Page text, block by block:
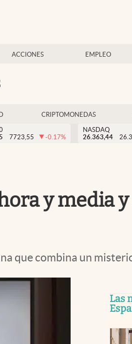
ACCIONES EMPLEO
CRIPTOMONEDAS
7723,55 -0.17%
NASDAQ
26.363,44
y media y
que combina un
Las